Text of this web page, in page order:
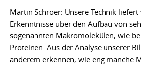
Martin Schroer: Unsere Technik
Erkenntnisse über den Aufbau von
sogenannten Makromolekülen, wie
Proteinen. Aus der Analyse unserer
anderem erkennen, wie eng manche